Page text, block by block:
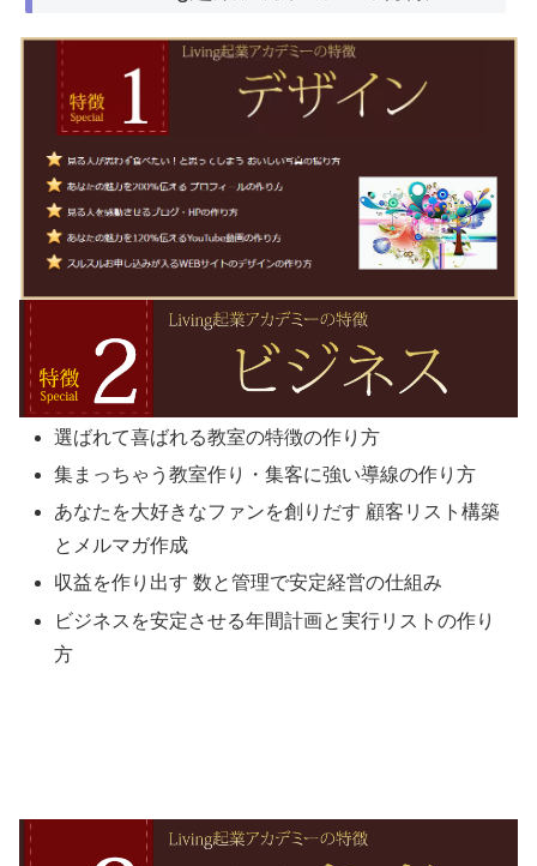
選ばれて喜ばれる教室の特徴の作り方
集まっちゃう教室作り・集客に強い導線の作り方
あなたを大好きなファンを創りだす 顧客リスト構築
とメルマガ作成
収益を作り出す 数と管理で安定経営の仕組み
ビジネスを安定させる年間計画と実行リストの作り
方